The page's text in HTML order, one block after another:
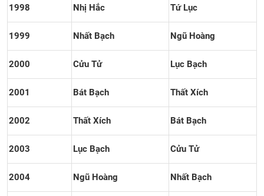
1998 Nhị Hắc Tứ Lục
1999 Nhất Bạch Ngũ Hoàng
2000 Cửu Tử Lục Bạch
2001 Bát Bạch Thất Xích
2002 Thất Xích Bát Bạch
2003 Lục Bạch Cửu Tử
2004 Ngũ Hoàng Nhất Bạch